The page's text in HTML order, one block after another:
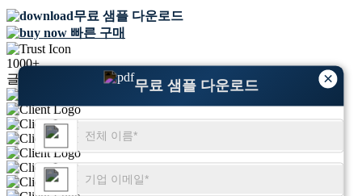
무료 샘플 다운로드
빠른 구매
1000+
글로벌 리더들이 우리를 신뢰합니다
×
무료 샘플 다운로드